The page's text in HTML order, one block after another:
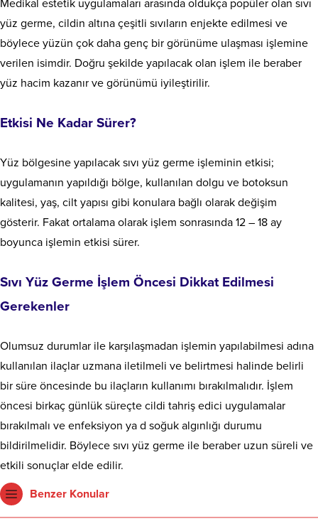
Medikal estetik uygulamaları arasında oldukça popüler olan sıvı
yüz germe, cildin altına çeşitli sıvıların enjekte edilmesi ve
böylece yüzün çok daha genç bir görünüme ulaşması işlemine
verilen isimdir. Doğru şekilde yapılacak olan işlem ile beraber
yüz hacim kazanır ve görünümü iyileştirilir.
Etkisi Ne Kadar Sürer?
Yüz bölgesine yapılacak sıvı yüz germe işleminin etkisi;
uygulamanın yapıldığı bölge, kullanılan dolgu ve botoksun
kalitesi, yaş, cilt yapısı gibi konulara bağlı olarak değişim
gösterir. Fakat ortalama olarak işlem sonrasında 12 – 18 ay
boyunca işlemin etkisi sürer.
Sıvı Yüz Germe İşlem Öncesi Dikkat Edilmesi
Gerekenler
Olumsuz durumlar ile karşılaşmadan işlemin yapılabilmesi adına
kullanılan ilaçlar uzmana iletilmeli ve belirtmesi halinde belirli
bir süre öncesinde bu ilaçların kullanımı bırakılmalıdır. İşlem
öncesi birkaç günlük süreçte cildi tahriş edici uygulamalar
bırakılmalı ve enfeksiyon ya d soğuk algınlığı durumu
bildirilmelidir. Böylece sıvı yüz germe ile beraber uzun süreli ve
etkili sonuçlar elde edilir.
Benzer Konular